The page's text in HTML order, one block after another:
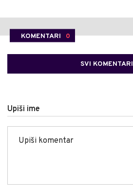
KOMENTARI 0
SVI KOMENTARI
Upiši ime